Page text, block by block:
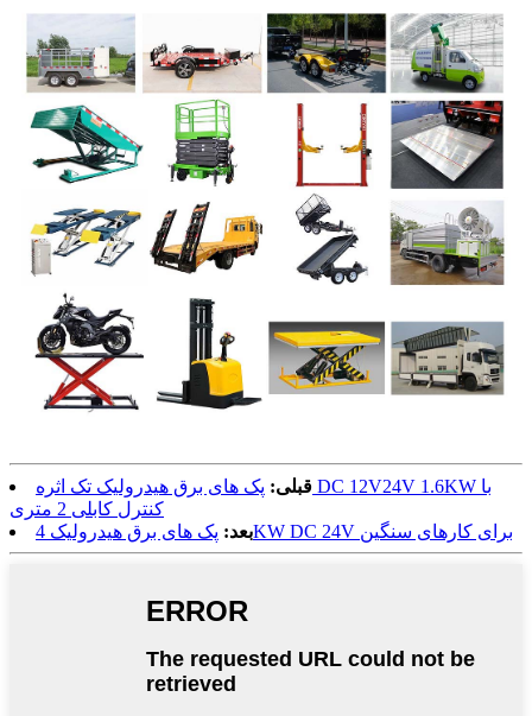
قبلی: پک های برق هیدرولیک تک اثره DC 12V24V 1.6KW با
کنترل کابلی 2 متری
بعد:
پک های برق هیدرولیک 4KW DC 24V برای کارهای سنگین